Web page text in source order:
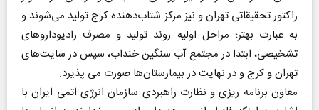
راکتور تحقیقاتی تهران و نیز مرکز شتاب‌دهنده کرج تولید می‌شوند و
به عبارت بهتر؛ مراحل اولیه روند تولید و مصرف رادیوداروهای
تشخیصی، ابتدا در مجتمع آب سنگین خنداب، سپس در سایت‌های
تهران و کرج و در نهایت در بیمارستان‌ها صورت می پذیرد.
معاون برنامه ریزی و نظارت راهبردی سازمان انرژی اتمی ایران با